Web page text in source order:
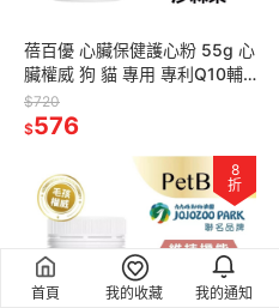
首頁 我的收藏 我的通知
蓓百優 心臟保健護心粉 55g 心
臟權威 狗 貓 專用 專利Q10輔
酶×專利納豆激酶×專利沙棘果
寵物保健 狗狗心臟
$720
$576
8
折